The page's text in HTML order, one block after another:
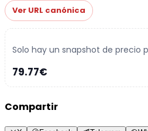
Ver URL canónica
Solo hay un snapshot de precio
79.77€
Compartir